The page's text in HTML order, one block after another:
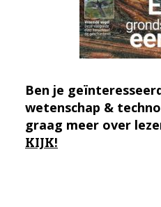
Ben je
wetenschap &
graag meer over
KIJK!